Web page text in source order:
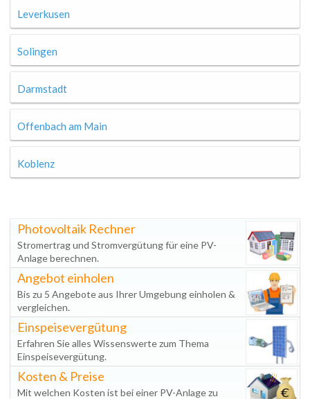
Leverkusen
Solingen
Darmstadt
Offenbach am Main
Koblenz
Photovoltaik Rechner
Stromertrag und Stromvergütung für eine PV-
Anlage berechnen.
Angebot einholen
Bis zu 5 Angebote aus Ihrer Umgebung einholen &
vergleichen.
Einspeisevergütung
Erfahren Sie alles Wissenswerte zum Thema
Einspeisevergütung.
Kosten & Preise
Mit welchen Kosten ist bei einer PV-Anlage zu